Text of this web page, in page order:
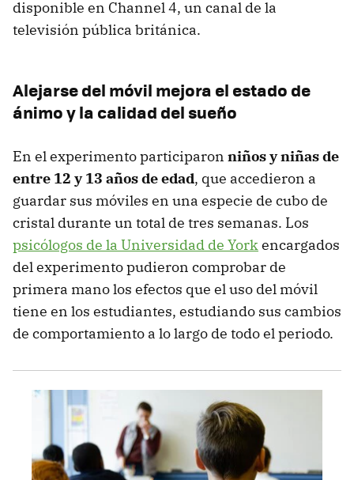
disponible en Channel 4, un canal de la
televisión pública británica.
Alejarse del móvil mejora el estado de
ánimo y la calidad del sueño
En el experimento participaron niños y niñas de
entre 12 y 13 años de edad, que accedieron a
guardar sus móviles en una especie de cubo de
cristal durante un total de tres semanas. Los
psicólogos de la Universidad de Yorkencargados
del experimento pudieron comprobar de
primera mano los efectos que el uso del móvil
tiene en los estudiantes, estudiando sus cambios
de comportamiento a lo largo de todo el periodo.